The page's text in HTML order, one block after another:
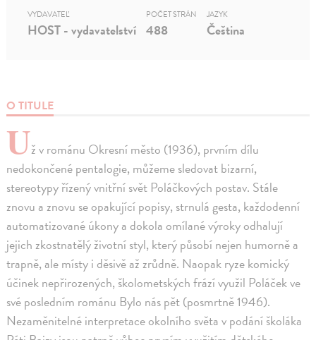
O TITULE
Už v románu Okresní město (1936), prvním dílu
nedokončené pentalogie, můžeme sledovat bizarní,
stereotypy řízený vnitřní svět Poláčkových postav. Stále
znovu a znovu se opakující popisy, strnulá gesta, každodenní
automatizované úkony a dokola omílané výroky odhalují
jejich zkostnatělý životní styl, který působí nejen humorně a
trapně, ale místy i děsivě až zrůdně. Naopak ryze komický
účinek nepřirozených, školometských frází využil Poláček ve
své posledním románu Bylo nás pět (posmrtně 1946).
Nezaměnitelné interpretace okolního světa v podání školáka
VYDAVATEĽ
HOST - vydavatelství
POČET STRÁN
488
JAZYK
Čeština